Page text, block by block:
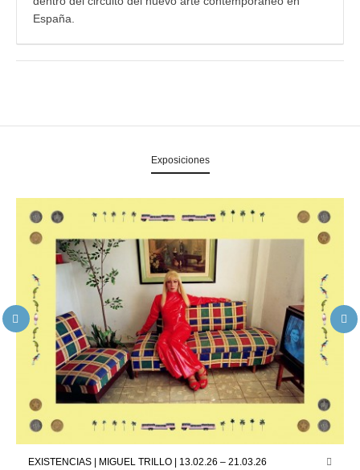
España.
Exposiciones
EXISTENCIAS | MIGUEL TRILLO | 13.02.26 – 21.03.26